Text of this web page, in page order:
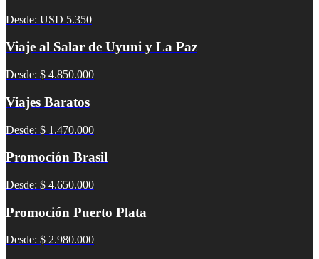
Desde: USD 5.350
Viaje al Salar de Uyuni y La Paz
Desde: $ 4.850.000
Viajes Baratos
Desde: $ 1.470.000
Promoción Brasil
Desde: $ 4.650.000
Promoción Puerto Plata
Desde: $ 2.980.000